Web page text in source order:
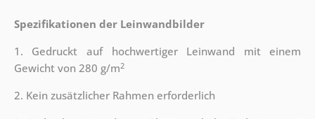
Spezifikationen der Leinwandbilder
1. Gedruckt auf hochwertiger Leinwand mit einem
Gewicht von 280 g/m2
2. Kein zusätzlicher Rahmen erforderlich